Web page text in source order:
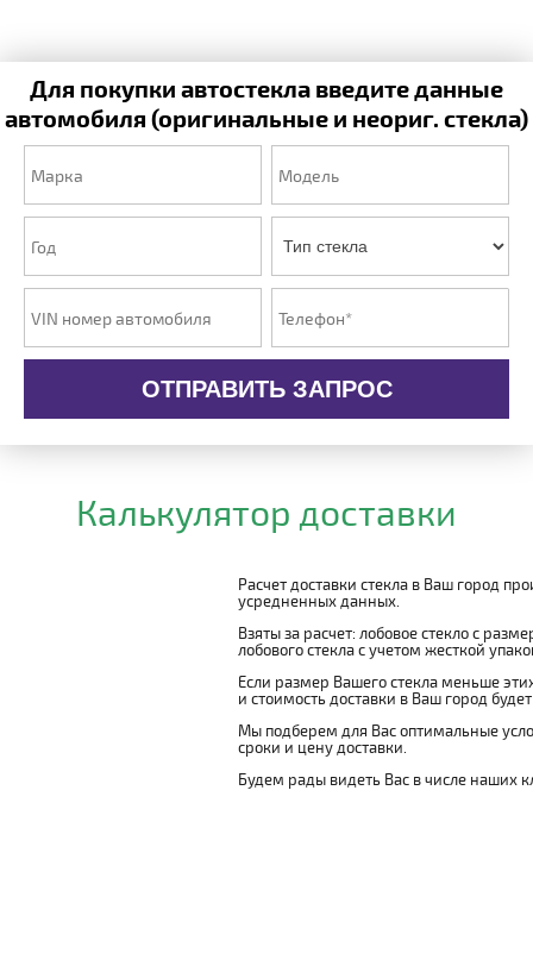
Для покупки автостекла введите данные
автомобиля (оригинальные и неориг. стекла)
ОТПРАВИТЬ ЗАПРОС
Калькулятор доставки
Расчет доставки стекла в Ваш город
усредненных данных.
Взяты за расчет: лобовое стекло с
лобового стекла с учетом жесткой
Если размер Вашего стекла меньше
и стоимость доставки в Ваш город
Мы подберем для Вас оптимальные
сроки и цену доставки.
Будем рады видеть Вас в числе наших